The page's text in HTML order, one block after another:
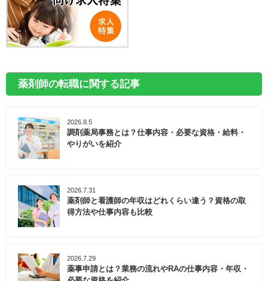
薬剤師の転職に関する記事
2026.8.5
調剤薬局事務とは？仕事内容・必要な資格・給料・
やりがいを紹介
2026.7.31
薬剤師と看護師の年収はどれくらい違う？資格の取
得方法や仕事内容も比較
2026.7.29
薬事申請とは？業務の流れやRAの仕事内容・年収・